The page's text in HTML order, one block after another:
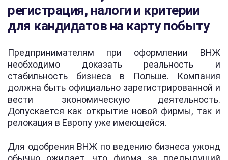
регистрация, налоги и критерии
для кандидатов на карту побыту
Предпринимателям при оформлении ВНЖ
необходимо доказать реальность и
стабильность бизнеса в Польше. Компания
должна быть официально зарегистрированной и
вести экономическую деятельность.
Допускается как открытие новой фирмы, так и
релокация в Европу уже имеющейся.
Для одобрения ВНЖ по ведению бизнеса ужонд